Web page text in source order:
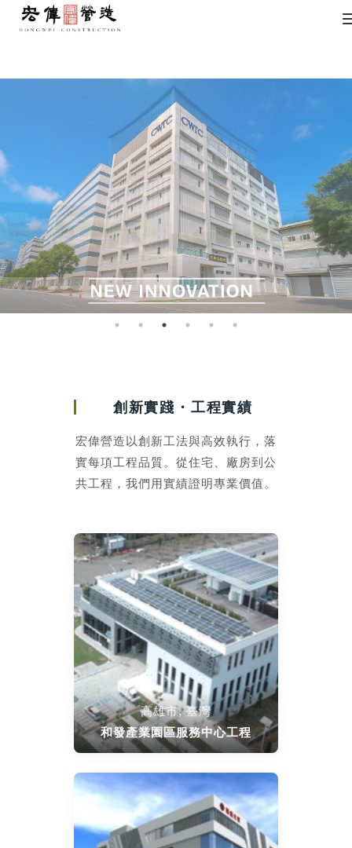
創新實踐・工程實績
宏偉營造以創新工法與高效執行，落
實每項工程品質。從住宅、廠房到公
共工程，我們用實績證明專業價值。
高雄市, 臺灣
和發產業園區服務中心工程